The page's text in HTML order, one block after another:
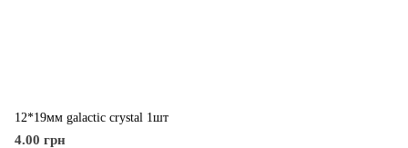
12*19мм galactic crystal 1шт
4.00 грн